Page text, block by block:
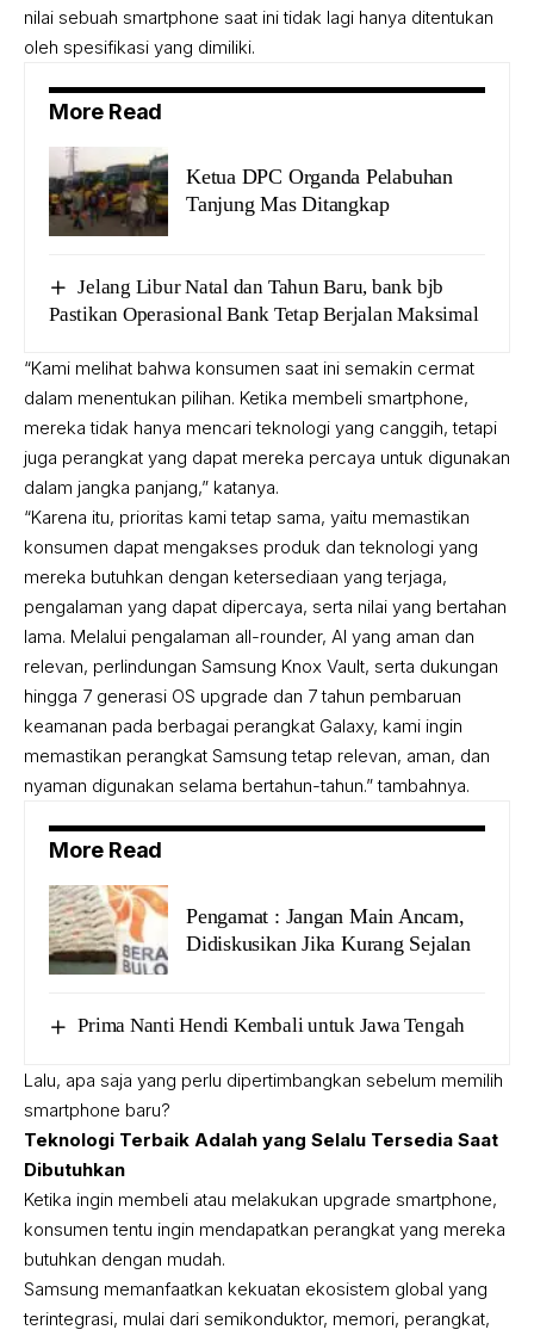
nilai sebuah smartphone saat ini tidak lagi hanya ditentukan
oleh spesifikasi yang dimiliki.
More Read
Ketua DPC Organda Pelabuhan
Tanjung Mas Ditangkap
Jelang Libur Natal dan Tahun Baru, bank bjb
Pastikan Operasional Bank Tetap Berjalan Maksimal
“Kami melihat bahwa konsumen saat ini semakin cermat
dalam menentukan pilihan. Ketika membeli smartphone,
mereka tidak hanya mencari teknologi yang canggih, tetapi
juga perangkat yang dapat mereka percaya untuk digunakan
dalam jangka panjang,” katanya.
“Karena itu, prioritas kami tetap sama, yaitu memastikan
konsumen dapat mengakses produk dan teknologi yang
mereka butuhkan dengan ketersediaan yang terjaga,
pengalaman yang dapat dipercaya, serta nilai yang bertahan
lama. Melalui pengalaman all-rounder, AI yang aman dan
relevan, perlindungan Samsung Knox Vault, serta dukungan
hingga 7 generasi OS upgrade dan 7 tahun pembaruan
keamanan pada berbagai perangkat Galaxy, kami ingin
memastikan perangkat Samsung tetap relevan, aman, dan
nyaman digunakan selama bertahun-tahun.” tambahnya.
More Read
Pengamat : Jangan Main Ancam,
Didiskusikan Jika Kurang Sejalan
Prima Nanti Hendi Kembali untuk Jawa Tengah
Lalu, apa saja yang perlu dipertimbangkan sebelum memilih
smartphone baru?
Teknologi Terbaik Adalah yang Selalu Tersedia Saat
Dibutuhkan
Ketika ingin membeli atau melakukan upgrade smartphone,
konsumen tentu ingin mendapatkan perangkat yang mereka
butuhkan dengan mudah.
Samsung memanfaatkan kekuatan ekosistem global yang
terintegrasi, mulai dari semikonduktor, memori, perangkat,